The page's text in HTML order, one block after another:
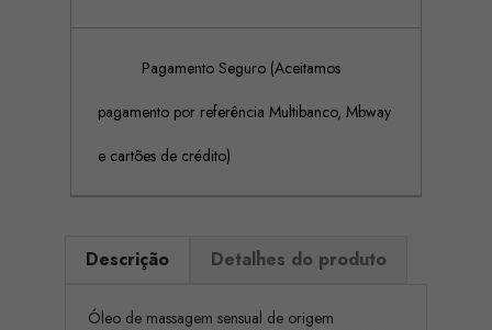
Pagamento Seguro (Aceitamos
pagamento por referência Multibanco, Mbway
e cartões de crédito)
Descrição Detalhes do produto
Óleo de massagem sensual de origem